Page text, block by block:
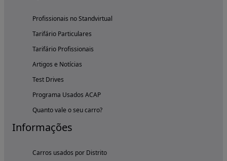
Profissionais no Standvirtual
Tarifário Particulares
Tarifário Profissionais
Artigos e Notícias
Test Drives
Programa Usados ACAP
Quanto vale o seu carro?
Informações
Carros usados por Distrito